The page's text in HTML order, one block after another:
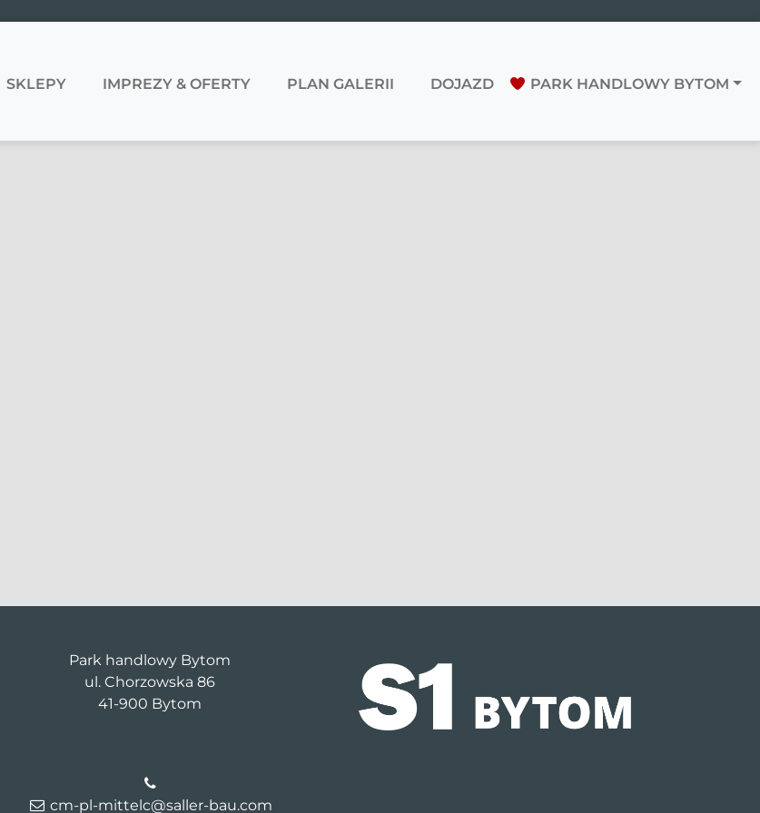
SKLEPY IMPREZY & OFERTY PLAN GALERII DOJAZD PARK HANDLOWY BYTOM
Park handlowy Bytom
ul. Chorzowska 86
41-900 Bytom
cm-pl-mittelc@saller-bau.com